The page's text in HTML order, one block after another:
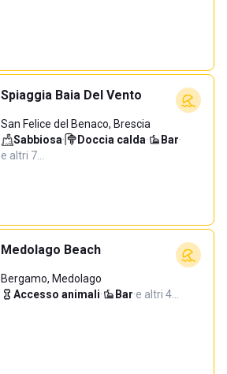
Spiaggia Baia Del Vento
San Felice del Benaco, Brescia
Sabbiosa· Doccia calda· Bar·
e altri 7…
Medolago Beach
Bergamo, Medolago
Accesso animali· Bar·e altri 4…